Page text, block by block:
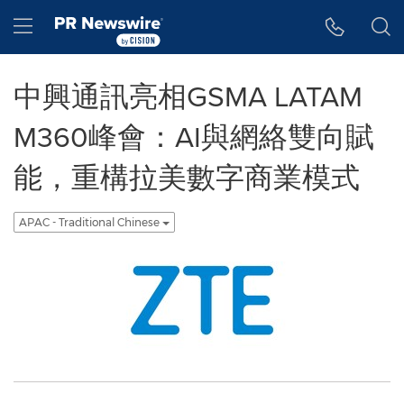
Hamburger menu
中興通訊亮相GSMA LATAM
M360峰會：AI與網絡雙向賦
能，重構拉美數字商業模式
APAC - Traditional Chinese